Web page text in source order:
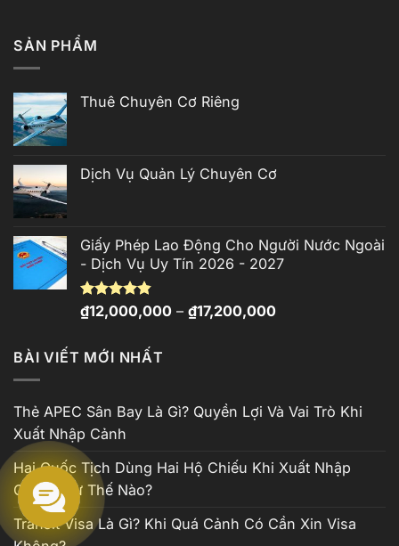
SẢN PHẨM
Thuê Chuyên Cơ Riêng
Dịch Vụ Quản Lý Chuyên Cơ
Giấy Phép Lao Động Cho Người Nước Ngoài
- Dịch Vụ Uy Tín 2026 - 2027
Được xếp
hạng
4.81
₫12,000,000 – ₫17,200,000Khoảng
₫17,200,000
BÀI VIẾT MỚI NHẤT
Thẻ APEC Sân Bay Là Gì? Quyền Lợi Và Vai Trò Khi
Xuất Nhập Cảnh
Hai Quốc Tịch Dùng Hai Hộ Chiếu Khi Xuất Nhập
Cảnh Như Thế Nào?
Transit Visa Là Gì? Khi Quá Cảnh Có Cần Xin Visa